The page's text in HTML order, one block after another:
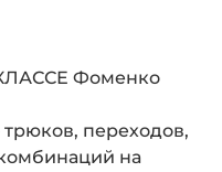
Фоменко
трюков, переходов,
на